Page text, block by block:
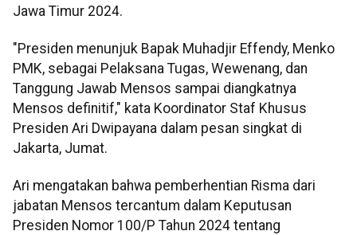
Jawa Timur 2024.
"Presiden menunjuk Bapak Muhadjir Effendy, Menko
PMK, sebagai Pelaksana Tugas, Wewenang, dan
Tanggung Jawab Mensos sampai diangkatnya
Mensos definitif," kata Koordinator Staf Khusus
Presiden Ari Dwipayana dalam pesan singkat di
Jakarta, Jumat.
Ari mengatakan bahwa pemberhentian Risma dari
jabatan Mensos tercantum dalam Keputusan
Presiden Nomor 100/P Tahun 2024 tentang